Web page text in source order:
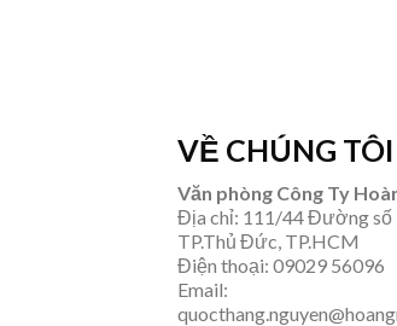
VỀ CHÚNG TÔI
Văn phòng Công Ty
Địa chỉ: 111/44 Đường số
TP.Thủ Đức, TP.HCM
Điện thoại: 09029 56096
Email: